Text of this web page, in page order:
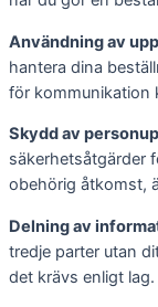
Användning av
hantera dina
för kommunikation
Skydd av
säkerhetsåtgärder
obehörig åtkomst,
Delning av
tredje parter utan
det krävs enligt lag.